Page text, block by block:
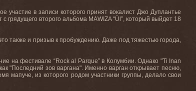
участие в записи которого принят вокалист Джо Дуплантье
с грядущего второго альбома MAWIZA “Ül”, который выйдет 18
также и призыв к пробуждению. Даже под тяжестью города,
на фестивале “Rock al Parque” в Колумбии. Однако "Ti Inan
"Последний зов варгана". Именно варган открывает песню,
мапуче, из которого родом участники группы, делало свои